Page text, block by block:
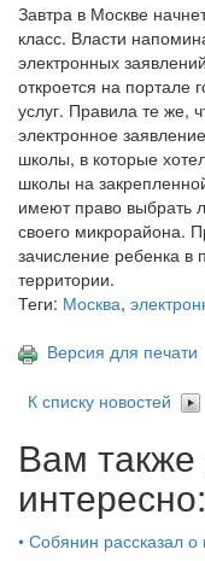
Завтра в Москве
класс. Власти
электронных
откроется на портале
услуг. Правила те же,
электронное
школы, в которые
школы на
имеют право выбрать
своего микрорайона.
зачисление ребенка в
территории.
Теги: Москва,
Версия для печати
К списку новостей
Вам
интересно:
• Собянин рассказал